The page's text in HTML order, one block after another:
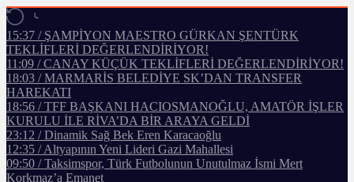
15:37 / ŞAMPİYON MAESTRO GÜRKAN ŞENTÜRK
TEKLİFLERİ DEĞERLENDİRİYOR!
11:09 / CANAY KÜÇÜK TEKLİFLERİ DEĞERLENDİRİYOR!
18:03 / MARMARİS BELEDİYE SK’DAN TRANSFER
HAREKATI
18:56 / TFF BAŞKANI HACIOSMANOĞLU, AMATÖR İŞLER
KURULU İLE RİVA’DA BİR ARAYA GELDİ
23:12 / Dinamik Sağ Bek Eren Karacaoğlu
12:35 / Altyapının Yeni Lideri Gazi Mahallesi
09:50 / Taksimspor, Türk Futbolunun Unutulmaz İsmi Mert
Korkmaz’a Emanet